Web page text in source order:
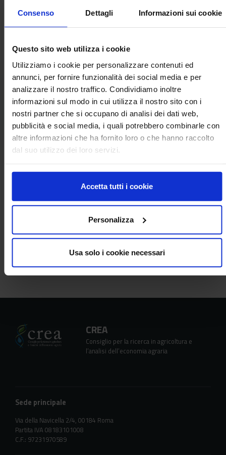
Consenso Dettagli Informazioni sui cookie
Questo sito web utilizza i cookie
Utilizziamo i cookie per personalizzare contenuti ed
annunci, per fornire funzionalità dei social media e per
analizzare il nostro traffico. Condividiamo inoltre
informazioni sul modo in cui utilizza il nostro sito con i
nostri partner che si occupano di analisi dei dati web,
pubblicità e social media, i quali potrebbero combinarle con
altre informazioni che ha fornito loro o che hanno raccolto
dal suo utilizzo dei loro servizi.
Accetta tutti i cookie
Personalizza
Usa solo i cookie necessari
Documenti allegati
Prog CREA di contrasto alla
Popillia_rassegna (2).pdf
PDF
Per informazioni contattare:
Condividi share
CREA
Consiglio per la ricerca in agricoltura e
l’analisi dell’economia agraria
Sede principale
Via della Navicella 2/4, 00184 Roma
Partita IVA 08183101008
C.F.: 97231970589